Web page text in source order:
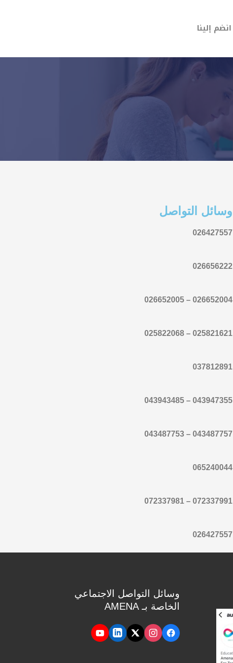
انضم إلينا
وسائل التواصل
026427557
026656222
026652004 – 026652005
025821621 – 025822068
037812891
043947355 – 043943485
043487757 – 043487753
065240044
072337991 – 072337981
026427557
وسائل التواصل الاجتماعي
الخاصة بـ AMENA